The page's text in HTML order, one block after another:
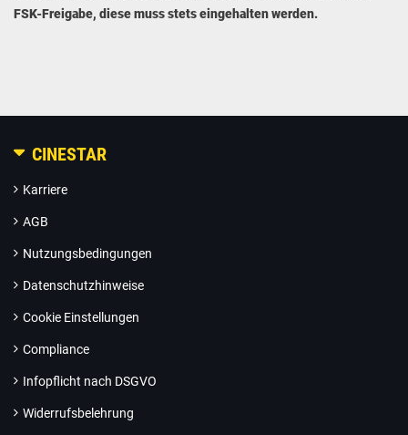
FSK-Freigabe, diese muss stets eingehalten werden.
CINESTAR
Karriere
AGB
Nutzungsbedingungen
Datenschutzhinweise
Cookie Einstellungen
Compliance
Infopflicht nach DSGVO
Widerrufsbelehrung